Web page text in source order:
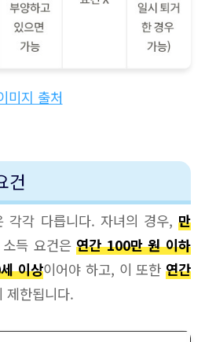
미지 출처
건
각각 다릅니다. 자녀의 경우, 만
득 요건은연간 100만 원 이하
이상이어야 하고, 이 또한 연간
제한됩니다.